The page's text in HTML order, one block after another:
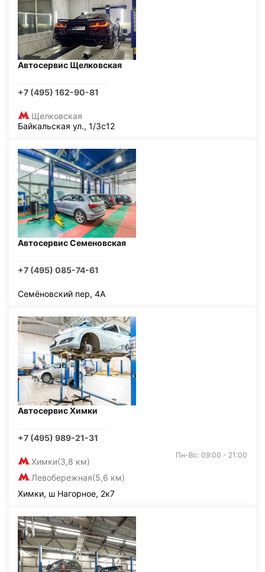
Автосервис Щелковская
+7 (495) 162-90-81
Щелковская
Байкальская ул., 1/3с12
Автосервис Семеновская
+7 (495) 085-74-61
Семёновский пер, 4А
Автосервис Химки
+7 (495) 989-21-31
Химки(3,8 км)
Левобережная(5,6 км)
Пн-Вс: 09:00 - 21:00
Химки, ш Нагорное, 2к7